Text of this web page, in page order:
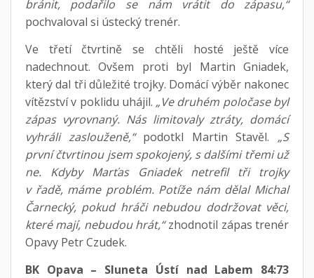
bránit, podařilo se nám vrátit do zápasu,“
pochvaloval si ústecký trenér.
Ve třetí čtvrtině se chtěli hosté ještě více
nadechnout. Ovšem proti byl Martin Gniadek,
který dal tři důležité trojky. Domácí výběr nakonec
vítězství v poklidu uhájil. „Ve druhém poločase byl
zápas vyrovnaný. Nás limitovaly ztráty, domácí
vyhráli zaslouženě,“ podotkl Martin Stavěl. „S
první čtvrtinou jsem spokojený, s dalšími třemi už
ne. Kdyby Marťas Gniadek netrefil tři trojky
v řadě, máme problém. Potíže nám dělal Michal
Čarnecký, pokud hráči nebudou dodržovat věci,
které mají, nebudou hrát,“zhodnotil zápas trenér
Opavy Petr Czudek.
BK Opava – Sluneta Ústí nad Labem 84:73